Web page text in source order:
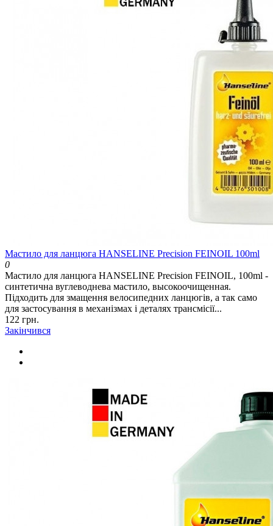
Мастило для ланцюга HANSELINE Precision FEINOIL 100ml
0
Мастило для ланцюга HANSELINE Precision FEINOIL, 100ml -
синтетична вуглеводнева мастило, высокоочищенная.
Підходить для змащення велосипедних ланцюгів, а так само
для застосування в механізмах і деталях трансмісії...
122 грн.
Закінчився